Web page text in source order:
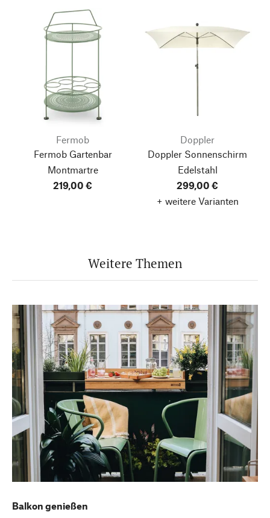
Fermob
Fermob Gartenbar
Montmartre
219,00 €
Doppler
Doppler Sonnenschirm
Edelstahl
299,00 €
+ weitere Varianten
Weitere Themen
Balkon genießen